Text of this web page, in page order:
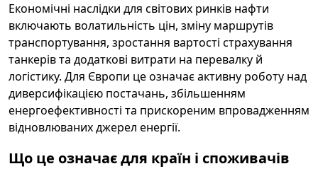
Економічні наслідки для світових ринків нафти
включають волатильність цін, зміну маршрутів
транспортування, зростання вартості страхування
танкерів та додаткові витрати на перевалку й
логістику. Для Європи це означає активну роботу над
диверсифікацією постачань, збільшенням
енергоефективності та прискореним впровадженням
відновлюваних джерел енергії.
Що це означає для країн і споживачів